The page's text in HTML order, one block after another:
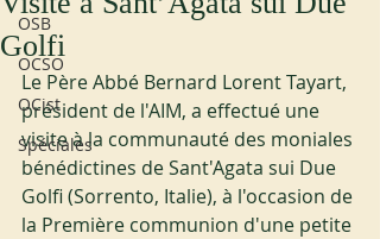
OSB
OCSO
OCist
Spéciales
Golfi
Le Père Abbé Bernard Lorent Tayart,
président de l'AIM, a effectué une
visite à la communauté des moniales
bénédictines de Sant'Agata sui Due
Golfi (Sorrento, Italie), à l'occasion de
la Première communion d'une petite